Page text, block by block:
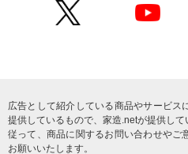
広告として紹介している商品やサービス
提供しているもので、家造.netが提供して
従って、商品に関するお問い合わせやご
お願いいたします。